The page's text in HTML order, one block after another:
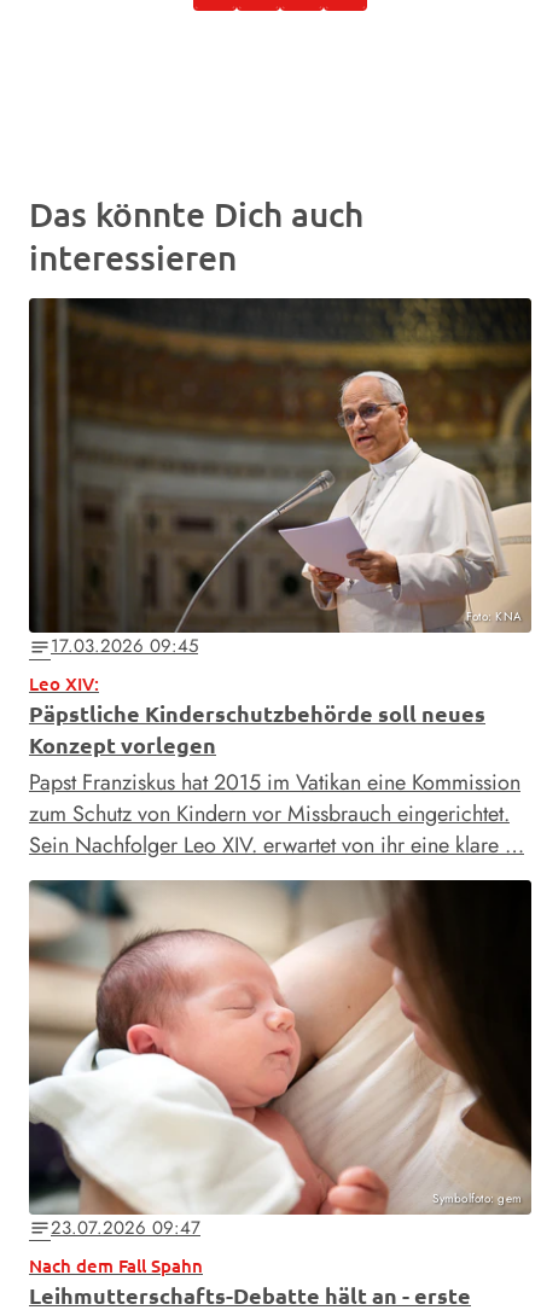
Das könnte Dich auch
interessieren
Foto: KNA
notes17.03.2026 09:45
Leo XIV:
Päpstliche Kinderschutzbehörde soll neues
Konzept vorlegen
Papst Franziskus hat 2015 im Vatikan eine Kommission
zum Schutz von Kindern vor Missbrauch eingerichtet.
Sein Nachfolger Leo XIV. erwartet von ihr eine klare …
Symbolfoto: gem
notes23.07.2026 09:47
Nach dem Fall Spahn
Leihmutterschafts-Debatte hält an - erste